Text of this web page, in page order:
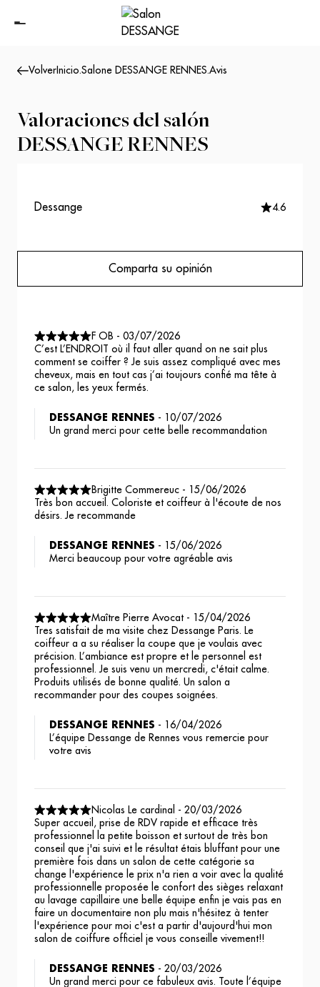
Volver Inicio.Salone DESSANGE RENNES.Avis
Valoraciones del salón
DESSANGE RENNES
Dessange 4.6
Comparta su opinión
F OB - 03/07/2026
C’est L’ENDROIT où il faut aller quand on ne sait plus
comment se coiffer ? Je suis assez compliqué avec mes
cheveux, mais en tout cas j’ai toujours confié ma tête à
ce salon, les yeux fermés.
DESSANGE RENNES - 10/07/2026
Un grand merci pour cette belle recommandation ️
Brigitte Commereuc - 15/06/2026
Très bon accueil. Coloriste et coiffeur à l'écoute de nos
désirs. Je recommande
DESSANGE RENNES - 15/06/2026
Merci beaucoup pour votre agréable avis
Maître Pierre Avocat - 15/04/2026
Tres satisfait de ma visite chez Dessange Paris. Le
coiffeur a a su réaliser la coupe que je voulais avec
précision. L’ambiance est propre et le personnel est
professionnel. Je suis venu un mercredi, c'était calme.
Produits utilisés de bonne qualité. Un salon a
recommander pour des coupes soignées.
DESSANGE RENNES - 16/04/2026
L’équipe Dessange de Rennes vous remercie pour
votre avis
Nicolas Le cardinal - 20/03/2026
Super accueil, prise de RDV rapide et efficace très
professionnel la petite boisson et surtout de très bon
conseil que j'ai suivi et le résultat étais bluffant pour une
première fois dans un salon de cette catégorie sa
change l'expérience le prix n'a rien a voir avec la qualité
professionnelle proposée le confort des sièges relaxant
au lavage capillaire une belle équipe enfin je vais pas en
faire un documentaire non plu mais n'hésitez à tenter
l'expérience pour moi c'est a partir d'aujourd'hui mon
salon de coiffure officiel je vous conseille vivement!!
DESSANGE RENNES - 20/03/2026
Un grand merci pour ce fabuleux avis. Toute l’équipe